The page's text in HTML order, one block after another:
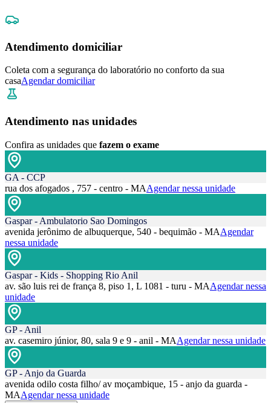
Atendimento domiciliar
Coleta com a segurança do laboratório no conforto da sua
casaAgendar domiciliar
Atendimento nas unidades
Confira as unidades que fazem o exame
GA - CCP
rua dos afogados , 757 - centro - MAAgendar nessa unidade
Gaspar - Ambulatorio Sao Domingos
avenida jerônimo de albuquerque, 540 - bequimão - MAAgendar
nessa unidade
Gaspar - Kids - Shopping Rio Anil
av. são luis rei de frança 8, piso 1, L 1081 - turu - MAAgendar nessa
unidade
GP - Anil
av. casemiro júnior, 80, sala 9 e 9 - anil - MAAgendar nessa unidade
GP - Anjo da Guarda
avenida odilo costa filho/ av moçambique, 15 - anjo da guarda -
MAAgendar nessa unidade